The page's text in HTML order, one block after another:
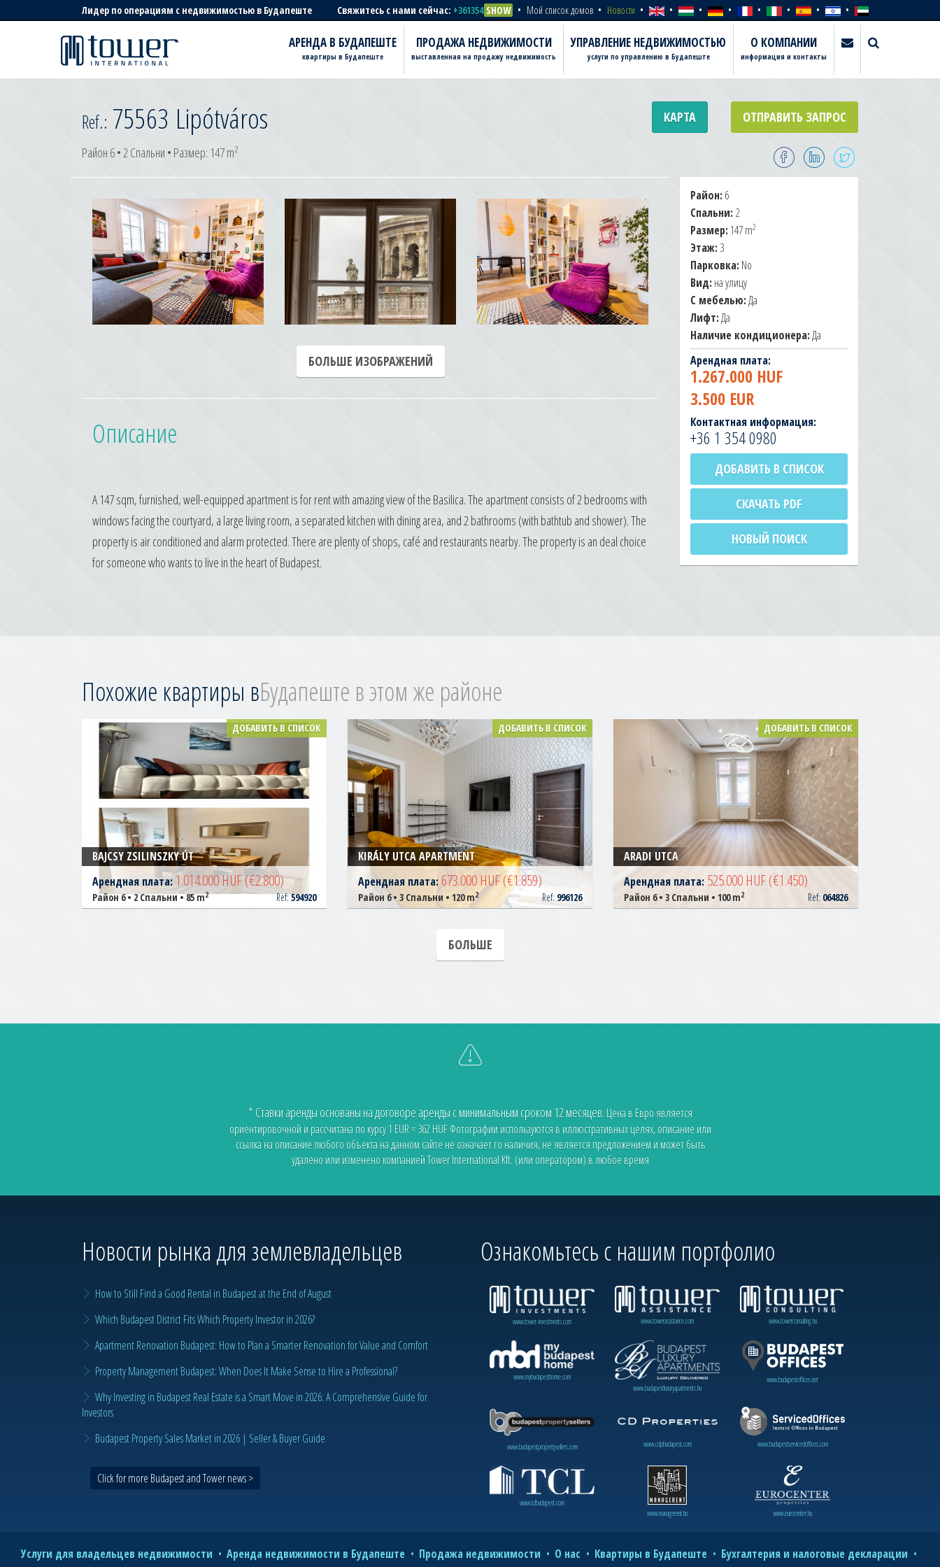
Лидер по операциям с недвижимостью в Будапеште Свяжитесь с нами сейчас: +361354 SHOW Мой список домов Новости
АРЕНДА В БУДАПЕШТЕ
квартиры в Будапеште
ПРОДАЖА НЕДВИЖИМОСТИ
выставленная на продажу недвижимость
УПРАВЛЕНИЕ НЕДВИЖИМОСТЬЮ
услуги по управлению в Будапеште
О КОМПАНИИ
информация и контакты
Lipótváros
Ref.: 75563
Район 6 • 2 Спальни • Размер: 147 m2
КАРТА ОТПРАВИТЬ ЗАПРОС
БОЛЬШЕ ИЗОБРАЖЕНИЙ
Описание
A 147 sqm, furnished, well-equipped apartment is for rent with amazing view of the Basilica. The apartment consists of 2 bedrooms with
windows facing the courtyard, a large living room, a separated kitchen with dining area, and 2 bathrooms (with bathtub and shower). The
property is air conditioned and alarm protected. There are plenty of shops, café and restaurants nearby. The property is an deal choice
for someone who wants to live in the heart of Budapest.
Район: 6
Спальни: 2
Размер: 147 m2
Этаж: 3
Парковка: No
Вид: на улицу
С мебелью:Да
Лифт:Да
Наличие кондиционера:Да
Арендная плата:
1.267.000 HUF
3.500 EUR
Контактная информация:
+36 1 354 0980
ДОБАВИТЬ В СПИСОК
СКАЧАТЬ PDF
НОВЫЙ ПОИСК
Похожие квартиры вБудапеште в этом же районе
ДОБАВИТЬ В СПИСОК
BAJCSY ZSILINSZKY ÚT
Арендная плата: 1.014.000 HUF(€2.800)
Район 6 • 2 Спальни • 85 m2 Ref:594920
ДОБАВИТЬ В СПИСОК
KIRÁLY UTCA APARTMENT
Арендная плата: 673.000 HUF(€1.859)
Район 6 • 3 Спальни • 120 m2 Ref: 996126
ДОБАВИТЬ В СПИСОК
ARADI UTCA
Арендная плата: 525.000 HUF(€1.450)
Район 6 • 3 Спальни • 100 m2 Ref: 064826
БОЛЬШЕ
* Ставки аренды основаны на договоре аренды с минимальным сроком 12 месяцев. Цена в Евро является
ориентировочной и рассчитана по курсу 1 EUR = 362 HUFФотографии используются в иллюстративных целях, описание или
ссылка на описание любого объекта на данном сайте не означает го наличия, не является предложением и может быть
удалено или изменено компанией Tower International Kft. (или оператором) в любое время
Новости рынка для землевладельцев
How to Still Find a Good Rental in Budapest at the End of August
Which Budapest District Fits Which Property Investor in 2026?
Apartment Renovation Budapest: How to Plan a Smarter Renovation for Value and Comfort
Property Management Budapest: When Does It Make Sense to Hire a Professional?
Why Investing in Budapest Real Estate is a Smart Move in 2026: A Comprehensive Guide for
Investors
Budapest Property Sales Market in 2026 | Seller & Buyer Guide
Click for more Budapest and Tower news >
Ознакомьтесь с нашим портфолио
www.tower-investments.com www.towerassistance.com www.towerconsulting.hu
www.mybudapesthome.com
www.budapestluxuryapartments.hu
www.budapestoffices.net
www.budapestpropertysellers.com www.cdpbudapest.com www.budapestservicedoffices.com
www.tclbudapest.com
www.managerent.hu
www.eurocenter.hu
Услуги для владельцев недвижимости Аренда недвижимости в Будапеште Продажа недвижимости О нас Квартиры в Будапеште Бухгалтерия и налоговые декларации